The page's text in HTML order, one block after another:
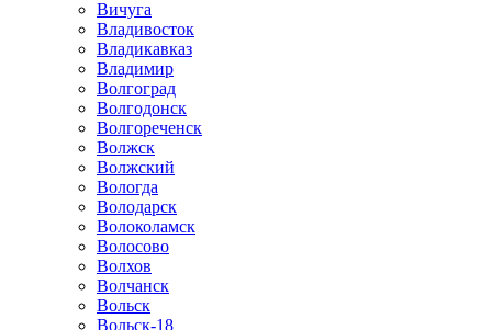
Вичуга
Владивосток
Владикавказ
Владимир
Волгоград
Волгодонск
Волгореченск
Волжск
Волжский
Вологда
Володарск
Волоколамск
Волосово
Волхов
Волчанск
Вольск
Вольск-18